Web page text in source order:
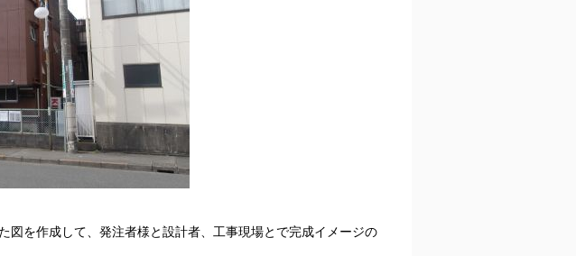
図を作成して、発注者様と設計者、工事現場とで完成イメージの